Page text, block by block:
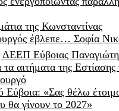
της Κωνσταντίνας
έβλεπε… Σοφία
Εύβοιας
αιτήματα της Εστίασης
«Σας θέλω
θα γίνουν το 2027»